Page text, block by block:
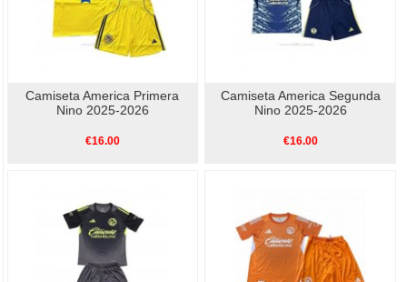
Camiseta America Primera
Nino 2025-2026
€16.00
Camiseta America Segunda
Nino 2025-2026
€16.00